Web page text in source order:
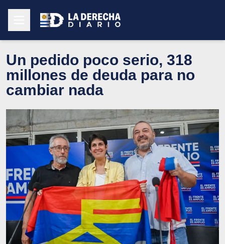
Un pedido poco serio, 318
millones de deuda para no
cambiar nada